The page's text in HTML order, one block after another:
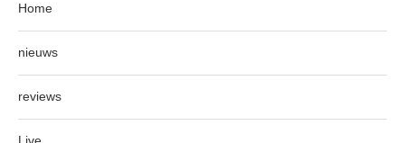
Home
nieuws
reviews